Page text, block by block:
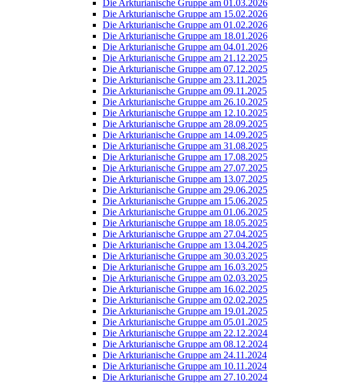
Die Arkturianische Gruppe am 01.03.2026
Die Arkturianische Gruppe am 15.02.2026
Die Arkturianische Gruppe am 01.02.2026
Die Arkturianische Gruppe am 18.01.2026
Die Arkturianische Gruppe am 04.01.2026
Die Arkturianische Gruppe am 21.12.2025
Die Arkturianische Gruppe am 07.12.2025
Die Arkturianische Gruppe am 23.11.2025
Die Arkturianische Gruppe am 09.11.2025
Die Arkturianische Gruppe am 26.10.2025
Die Arkturianische Gruppe am 12.10.2025
Die Arkturianische Gruppe am 28.09.2025
Die Arkturianische Gruppe am 14.09.2025
Die Arkturianische Gruppe am 31.08.2025
Die Arkturianische Gruppe am 17.08.2025
Die Arkturianische Gruppe am 27.07.2025
Die Arkturianische Gruppe am 13.07.2025
Die Arkturianische Gruppe am 29.06.2025
Die Arkturianische Gruppe am 15.06.2025
Die Arkturianische Gruppe am 01.06.2025
Die Arkturianische Gruppe am 18.05.2025
Die Arkturianische Gruppe am 27.04.2025
Die Arkturianische Gruppe am 13.04.2025
Die Arkturianische Gruppe am 30.03.2025
Die Arkturianische Gruppe am 16.03.2025
Die Arkturianische Gruppe am 02.03.2025
Die Arkturianische Gruppe am 16.02.2025
Die Arkturianische Gruppe am 02.02.2025
Die Arkturianische Gruppe am 19.01.2025
Die Arkturianische Gruppe am 05.01.2025
Die Arkturianische Gruppe am 22.12.2024
Die Arkturianische Gruppe am 08.12.2024
Die Arkturianische Gruppe am 24.11.2024
Die Arkturianische Gruppe am 10.11.2024
Die Arkturianische Gruppe am 27.10.2024